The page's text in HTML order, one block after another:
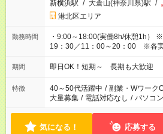
新横浜駅 / 大倉山(神奈川県)駅 /
港北区エリア
勤務時間
・9:00～18:00(実働8h/休憩1h） ※他時間帯あり（10：30～
19：30／11：00～20：00 ※各実働8時間） 現
開始時間は異なります！
期間 即日OK！短期～ 長期も大歓迎
特徴 40～50代活躍中 / 副業・Wワーク
大量募集 / 電話対応なし / パソコ
気になる！ 応募する